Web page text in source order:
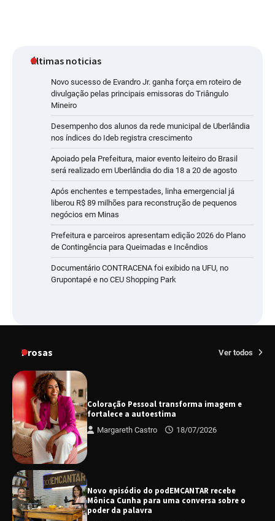
últimas noticias
Novo sucesso de Evandro Jr. ganha força em roteiro de
divulgação pelas principais emissoras do Triângulo
Mineiro
Desempenho dos alunos da rede municipal de Uberlândia
nos índices do Ideb registra crescimento
Apoiado pela Prefeitura, maior evento leiteiro do Brasil
será realizado em Uberlândia do dia 18 a 20 de agosto
Após enchentes e tempestades, linha emergencial já
liberou R$ 89 milhões para reconstrução de pequenos
negócios em Minas
Prefeitura e parceiros apresentam edição 2026 do Plano
de Contingência para Queimadas e Incêndios
Documentário CONTRACENA foi exibido na UFU, no
Grupontapé e no CEU Shopping Park
Prosas Ver todos
Coloração Pessoal transforma imagem e
fortalece a autoestima
Margareth Castro 18/07/2026
Novo episódio do podEMCANTAR recebe
Mônica Cunha para uma conversa sobre o
poder da palavra